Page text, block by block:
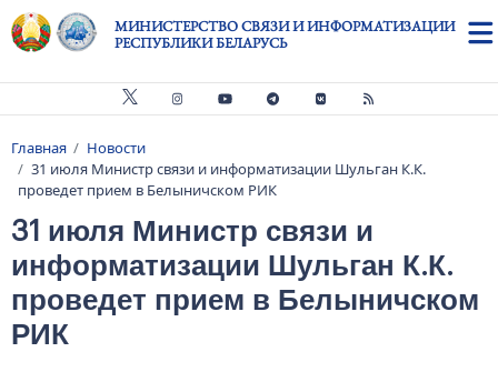
Перейти к основному содержанию
МИНИСТЕРСТВО СВЯЗИ И ИНФОРМАТИЗАЦИИ
РЕСПУБЛИКИ БЕЛАРУСЬ
Строка навигации
Главная
Новости
31 июля Министр связи и информатизации Шульган К.К.
проведет прием в Белыничском РИК
31 июля Министр связи и
информатизации Шульган К.К.
проведет прием в Белыничском
РИК